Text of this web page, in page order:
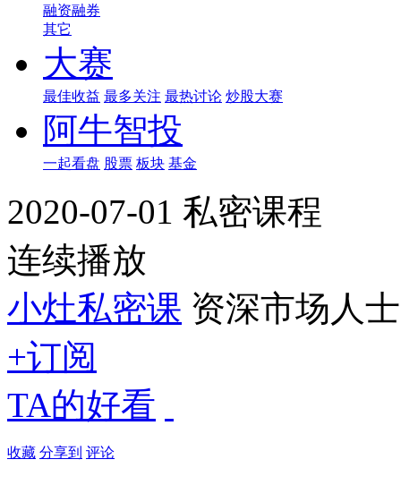
融资融券
其它
大赛
最佳收益 最多关注 最热讨论 炒股大赛
阿牛智投
一起看盘 股票 板块 基金
2020-07-01 私密课程
连续播放
小灶私密课 资深市场人士
+订阅
TA的好看
收藏 分享到 评论